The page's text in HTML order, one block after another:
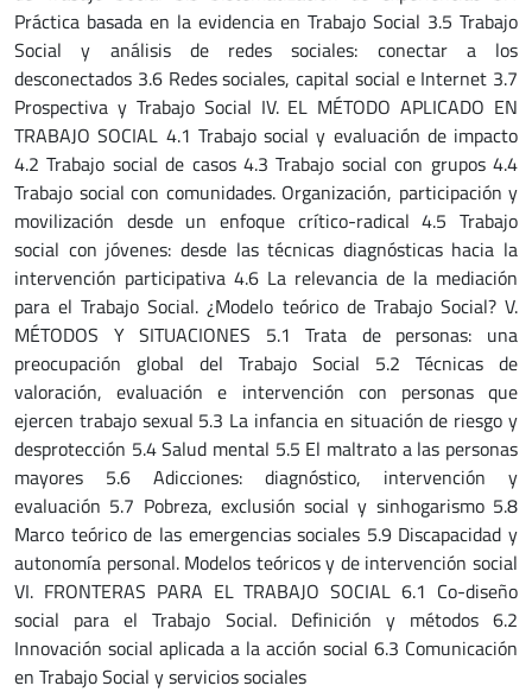
Práctica basada en la evidencia en Trabajo Social 3.5 Trabajo
Social y análisis de redes sociales: conectar a los
desconectados 3.6 Redes sociales, capital social e Internet 3.7
Prospectiva y Trabajo Social IV. EL MÉTODO APLICADO EN
TRABAJO SOCIAL 4.1 Trabajo social y evaluación de impacto
4.2 Trabajo social de casos 4.3 Trabajo social con grupos 4.4
Trabajo social con comunidades. Organización, participación y
movilización desde un enfoque crítico-radical 4.5 Trabajo
social con jóvenes: desde las técnicas diagnósticas hacia la
intervención participativa 4.6 La relevancia de la mediación
para el Trabajo Social. ¿Modelo teórico de Trabajo Social? V.
MÉTODOS Y SITUACIONES 5.1 Trata de personas: una
preocupación global del Trabajo Social 5.2 Técnicas de
valoración, evaluación e intervención con personas que
ejercen trabajo sexual 5.3 La infancia en situación de riesgo y
desprotección 5.4 Salud mental 5.5 El maltrato a las personas
mayores 5.6 Adicciones: diagnóstico, intervención y
evaluación 5.7 Pobreza, exclusión social y sinhogarismo 5.8
Marco teórico de las emergencias sociales 5.9 Discapacidad y
autonomía personal. Modelos teóricos y de intervención social
VI. FRONTERAS PARA EL TRABAJO SOCIAL 6.1 Co-diseño
social para el Trabajo Social. Definición y métodos 6.2
Innovación social aplicada a la acción social 6.3 Comunicación
en Trabajo Social y servicios sociales